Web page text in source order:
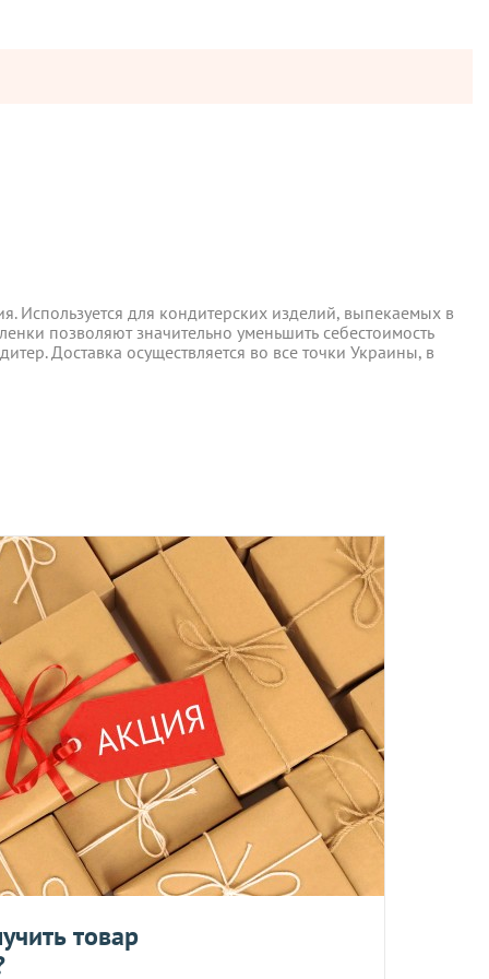
Используется для кондитерских изделий, выпекаемых в
позволяют значительно уменьшить себестоимость
моих персональных данных
не более 10 мб
в понедельник, вторник и четверг. Отправка
получите на следующий день после отправки заказа.
возврату и обмену не подлежат.
Используется для кондитерских изделий, выпекаемых в
позволяют значительно уменьшить себестоимость
Доставка осуществляется во все точки Украины, в
товар